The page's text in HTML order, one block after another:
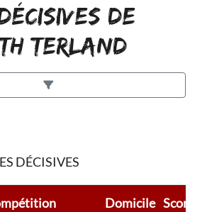
DE
TERLAND
DÉCISIVES
Domicile Score